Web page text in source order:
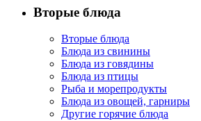
Вторые блюда
Вторые блюда
Блюда из свинины
Блюда из говядины
Блюда из птицы
Рыба и морепродукты
Блюда из овощей, гарниры
Другие горячие блюда